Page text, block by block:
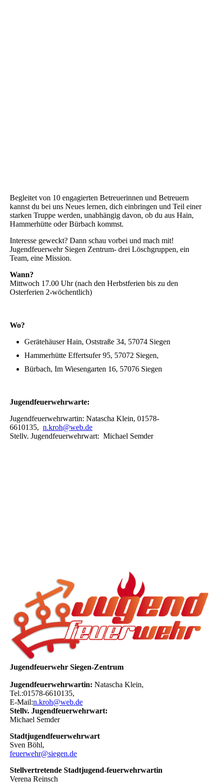
Begleitet von 10 engagierten Betreuerinnen und Betreuern
kannst du bei uns Neues lernen, dich einbringen und Teil einer
starken Truppe werden, unabhängig davon, ob du aus Hain,
Hammerhütte oder Bürbach kommst.
Interesse geweckt? Dann schau vorbei und mach mit!
Jugendfeuerwehr Siegen Zentrum- drei Löschgruppen, ein
Team, eine Mission.
Wann?
Mittwoch 17.00 Uhr (nach den Herbstferien bis zu den
Osterferien 2-wöchentlich)
Wo?
Gerätehäuser Hain, Oststraße 34, 57074 Siegen
Hammerhütte Effertsufer 95, 57072 Siegen,
Bürbach, Im Wiesengarten 16, 57076 Siegen
Jugendfeuerwehrwarte:
Jugendfeuerwehrwartin: Natascha Klein, 01578-
6610135, n.kroh@web.de
Stellv. Jugendfeuerwehrwart: Michael Semder
Jugendfeuerwehr Siegen-Zentrum
Jugendfeuerwehrwartin: Natascha Klein,
Tel.:01578-6610135,
E-Mail:n.kroh@web.de
Stellv. Jugendfeuerwehrwart:
Michael Semder
Stadtjugendfeuerwehrwart
Sven Böhl,
feuerwehr@siegen.de
Stellvertretende Stadtjugend-feuerwehrwartin
Verena Reinsch